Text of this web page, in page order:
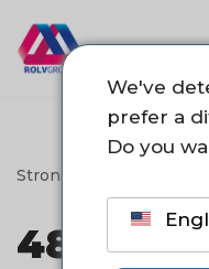
Przejdź
Strona główna
48MP
We've
prefer a
Do you